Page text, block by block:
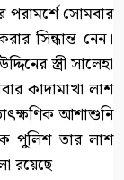
পরামর্শে সোমবার
সিন্ধান্ত নেন।
স্ত্রী সালেহা
কাদামাখা লাশ
আশাশুনি
পুলিশ তার লাশ
রয়েছে।